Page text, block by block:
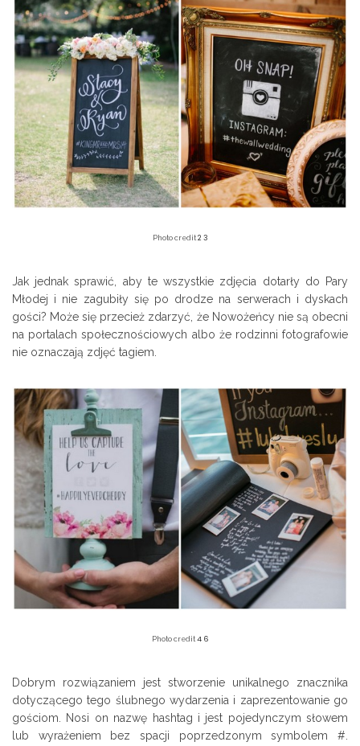
Photo credit2 3
Jak jednak sprawić, aby te wszystkie zdjęcia dotarły do Pary
Młodej i nie zagubiły się po drodze na serwerach i dyskach
gości? Może się przecież zdarzyć, że Nowożeńcy nie są obecni
na portalach społecznościowych albo że rodzinni fotografowie
nie oznaczają zdjęć tagiem.
Photo credit4 6
Dobrym rozwiązaniem jest stworzenie unikalnego znacznika
dotyczącego tego ślubnego wydarzenia i zaprezentowanie go
gościom. Nosi on nazwę hashtag i jest pojedynczym słowem
lub wyrażeniem bez spacji poprzedzonym symbolem #.